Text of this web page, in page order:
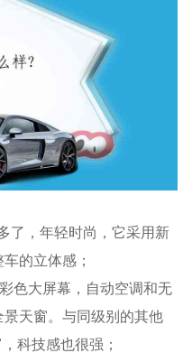
了，年轻时尚，它采用新
的立体感；
色大屏幕，自动空调和无
天窗。与同级别的其他
科技感也很强；